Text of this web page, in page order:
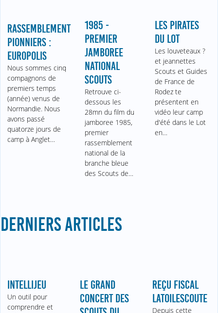
RASSEMBLEMENT
PIONNIERS :
EUROPOLIS
Nous sommes cinq
compagnons de
premiers temps
(année) venus de
Normandie. Nous
avons passé
quatorze jours de
camp à Anglet…
1985 -
PREMIER
JAMBOREE
NATIONAL
SCOUTS
Retrouve ci-
dessous les
28mn du film du
jamboree 1985,
premier
rassemblement
national de la
branche bleue
des Scouts de…
LES PIRATES
DU LOT
Les louveteaux ?
et jeannettes
Scouts et Guides
de France de
Rodez te
présentent en
vidéo leur camp
d'été dans le Lot
en…
DERNIERS ARTICLES
INTELLIJEU
Un outil pour
comprendre et
LE GRAND
CONCERT DES
REÇU FISCAL
LATOILESCOUTE
Depuis cette